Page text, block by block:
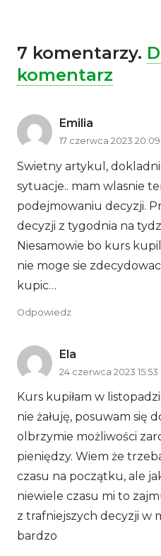
7 komentarzy.
komentarz
Emilia
17 czerwca 2023 20:09
Swietny artykul,
sytuacje.. mam wlasnie
podejmowaniu decyzji.
decyzji z tygodnia na
Niesamowie bo kurs
nie moge sie
kupic…
Odpowiedz
Ela
24 czerwca 2023 15:53
Kurs kupiłam w
nie żałuję, posuwam się
olbrzymie możliwości
pieniędzy. Wiem że
czasu na początku, ale
niewiele czasu mi to
z trafniejszych decyzji w
bardzo